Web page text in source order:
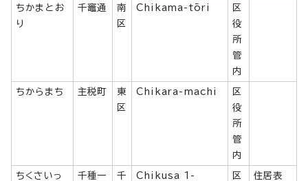
ちかまとお
り
千竈通
南
区
Chikama-tōri
区
役
所
管
内
ちからまち 主税町
東
区
Chikara-machi
区
役
所
管
内
ちくさいっ
千種一
千
Chikusa 1-
区
住居表